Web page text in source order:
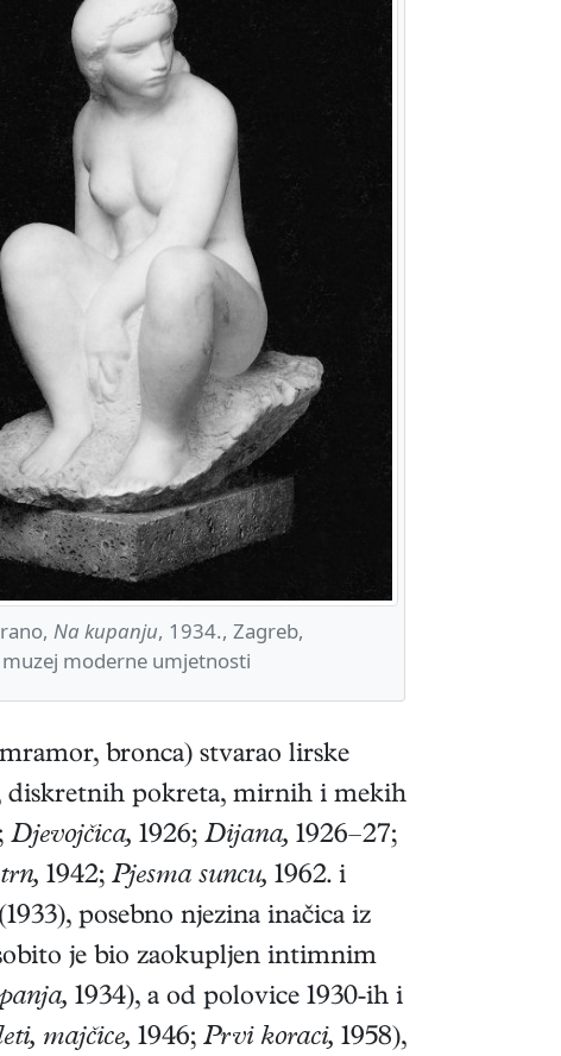
Na kupanju, 1934., Zagreb,
moderne umjetnosti
bronca) stvarao lirske
diskretnih pokreta, mirnih i mekih
Djevojčica, 1926; Dijana, 1926–27;
1942; Pjesma suncu, 1962. i
(1933), posebno njezina inačica iz
je bio zaokupljen intimnim
1934), a od polovice 1930-ih i
majčice, 1946; Prvi koraci, 1958),